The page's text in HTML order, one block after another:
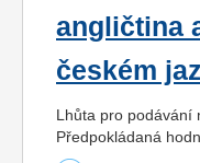
angličtina
českém
Lhůta pro podávání
Předpokládaná